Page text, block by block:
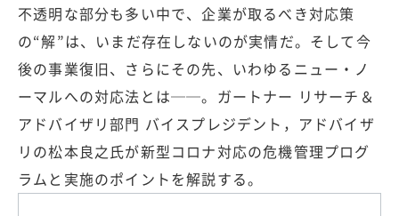
不透明な部分も多い中で、企業が取るべき対応策
の“解”は、いまだ存在しないのが実情だ。そして今
後の事業復旧、さらにその先、いわゆるニュー・ノ
ーマルへの対応法とは──。ガートナー リサーチ＆
アドバイザリ部門 バイスプレジデント，アドバイザ
リの松本良之氏が新型コロナ対応の危機管理プログ
ラムと実施のポイントを解説する。